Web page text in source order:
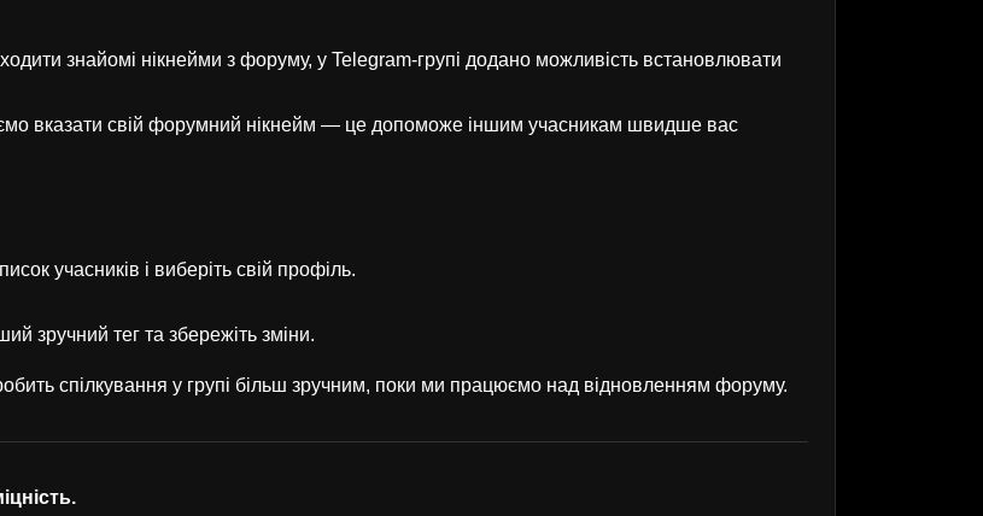
знайомі нікнейми з форуму, у Telegram-групі додано можливість встановлювати
вказати свій форумний нікнейм — це допоможе іншим учасникам швидше вас
учасників і виберіть свій профіль.
зручний тег та збережіть зміни.
спілкування у групі більш зручним, поки ми працюємо над відновленням форуму.